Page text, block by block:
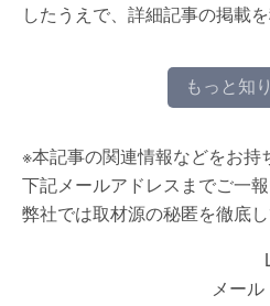
したうえで、詳細記事の掲載
もっと知
※本記事の関連情報などをお持
下記メールアドレスまでご一
弊社では取材源の秘匿を徹底し
メー